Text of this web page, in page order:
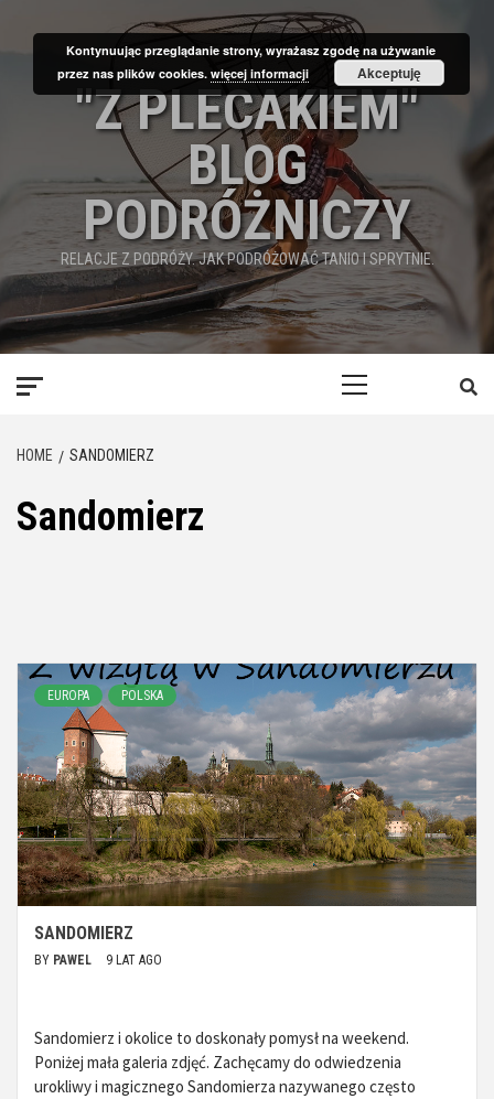
"Z PLECAKIEM"
BLOG
PODRÓŻNICZY
RELACJE Z PODRÓŻY. JAK PODRÓŻOWAĆ TANIO I SPRYTNIE.
HOME SANDOMIERZ
Sandomierz
EUROPA POLSKA
SANDOMIERZ
BY PAWEL 9 LAT AGO
Sandomierz i okolice to doskonały pomysł na weekend.
Poniżej mała galeria zdjęć. Zachęcamy do odwiedzenia
urokliwy i magicznego Sandomierza nazywanego często
Kontynuując przeglądanie strony, wyrażasz zgodę na używanie
przez nas plików cookies.więcej informacji Akceptuję